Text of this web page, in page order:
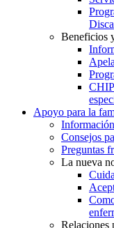
Beneficios
Apoyo para la
Consejos
Preguntas
La nueva
Relaciones